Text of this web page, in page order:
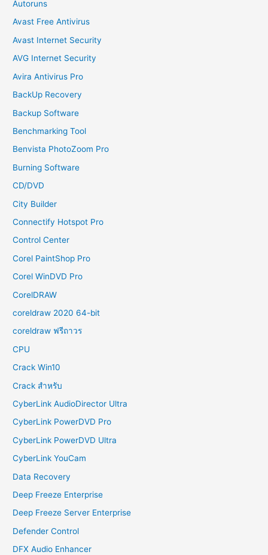
Autoruns
Avast Free Antivirus
Avast Internet Security
AVG Internet Security
Avira Antivirus Pro
BackUp Recovery
Backup Software
Benchmarking Tool
Benvista PhotoZoom Pro
Burning Software
CD/DVD
City Builder
Connectify Hotspot Pro
Control Center
Corel PaintShop Pro
Corel WinDVD Pro
CorelDRAW
coreldraw 2020 64-bit
coreldraw ฟรีถาวร
CPU
Crack Win10
Crack สำหรับ
CyberLink AudioDirector Ultra
CyberLink PowerDVD Pro
CyberLink PowerDVD Ultra
CyberLink YouCam
Data Recovery
Deep Freeze Enterprise
Deep Freeze Server Enterprise
Defender Control
DFX Audio Enhancer